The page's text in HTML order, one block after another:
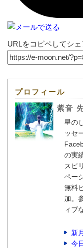
URLをコピペしてシェ
プロフィール
紫音
星の
ッセ
の実
スピ
ペー
無料
加。
ィブ
新
今